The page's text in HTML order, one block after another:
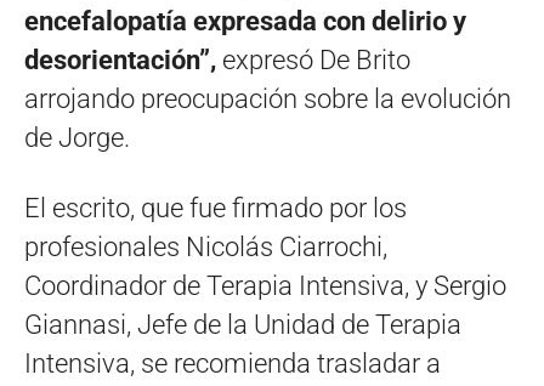
encefalopatía expresada con delirio y
desorientación”, expresó De Brito
arrojando preocupación sobre la evolución
de Jorge.
El escrito, que fue firmado por los
profesionales Nicolás Ciarrochi,
Coordinador de Terapia Intensiva, y Sergio
Giannasi, Jefe de la Unidad de Terapia
Intensiva, se recomienda trasladar a